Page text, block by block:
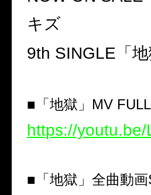
キズ
9th SINGLE 「
■「地獄」 MV
https://
■「地獄」全曲動画